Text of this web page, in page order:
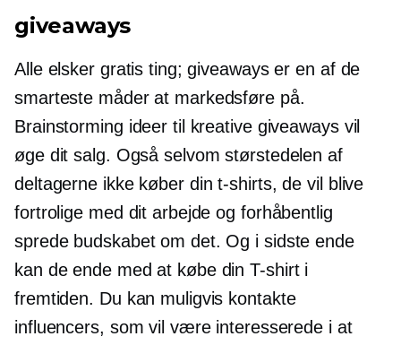
giveaways
Alle elsker gratis ting; giveaways er en af ​​de
smarteste måder at markedsføre på.
Brainstorming ideer til kreative giveaways vil
øge dit salg. Også selvom størstedelen af ​​
deltagerne ikke køber dint-shirts, de vil blive
fortrolige med dit arbejde og forhåbentlig
sprede budskabet om det. Og i sidste ende
kan de ende med at købe dinT-shirti
fremtiden. Du kan muligvis kontakte
influencers, som vil være interesserede i at